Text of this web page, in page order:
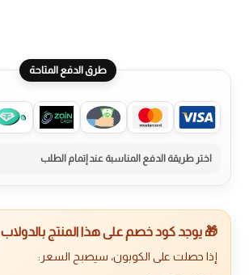
طرق الدفع المتاحة
🎁 يوجد كود خصم على هذا المنتج بالدولاب
إذا حصلت على الكوبون، سيصبح السعر: